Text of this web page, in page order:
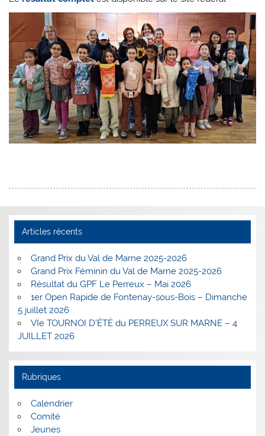
Articles récents
Grand Prix du Val de Marne 2025-2026
Grand Prix Féminin du Val de Marne 2025-2026
Résultat du GPF Le Perreux – Mai 2026
1er Open Rapide de Fontenay-sous-Bois – Dimanche
5 juillet 2026
VIe TOURNOI D’ÉTÉ du PERREUX SUR MARNE – 4
JUILLET 2026
Rubriques
Calendrier
Comité
Jeunes